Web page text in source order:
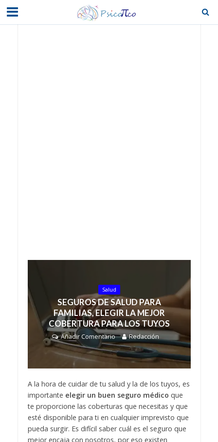
Salud
SEGUROS DE SALUD PARA
FAMILIAS, ELEGIR LA MEJOR
COBERTURA PARA LOS TUYOS
Añadir Comentario Redacción
A la hora de cuidar de tu salud y la de los tuyos, es
importante elegir un buen seguro médico que
te proporcione las coberturas que necesitas y que
esté disponible para ti en cualquier imprevisto que
pueda surgir. Es difícil saber cuál es el seguro que
mejor encaja con nosotros, por eso existen